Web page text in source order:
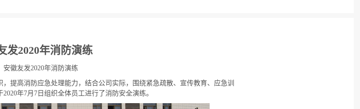
发2020年消防演练
安徽友发2020年消防演练
提高消防应急处理能力，结合公司实际，围绕紧急疏散、宣传教育、应急训
年7月7日组织全体员工进行了消防安全演练。